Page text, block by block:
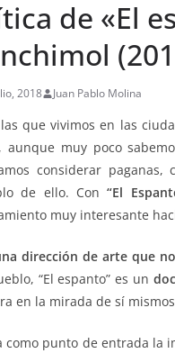
de «El
2018 Juan Pablo Molina
que vivimos en las
aunque muy poco
considerar
de ello. Con “El
muy interesante
dirección de arte que
“El espanto” es un
en la mirada de sí
como punto de entrada la